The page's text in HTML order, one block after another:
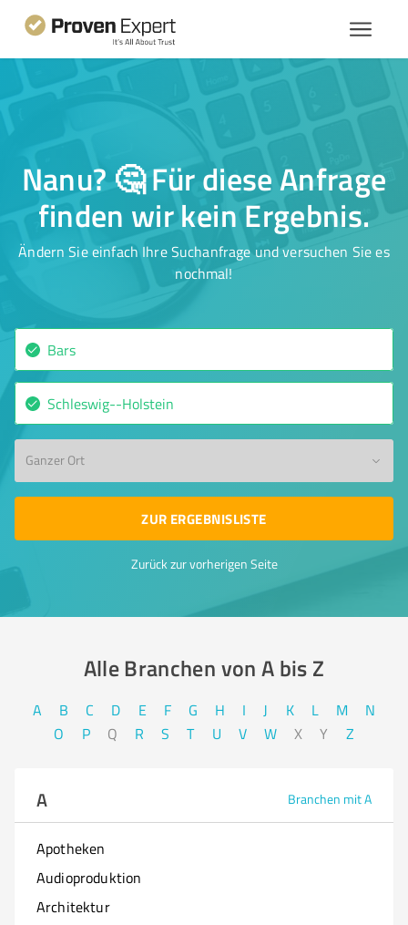
Nanu? 🤔 Für diese Anfrage
finden wir kein Ergebnis.
Ändern Sie einfach Ihre Suchanfrage und versuchen Sie es
nochmal!
Ganzer Ort
ZUR ERGEBNISLISTE
Zurück zur vorherigen Seite
Alle Branchen von A bis Z​
A B C D E F G H I J K L M
N
O
P Q R S T U V W X Y Z
A Branchen mit A
Apotheken
Audioproduktion
Architektur